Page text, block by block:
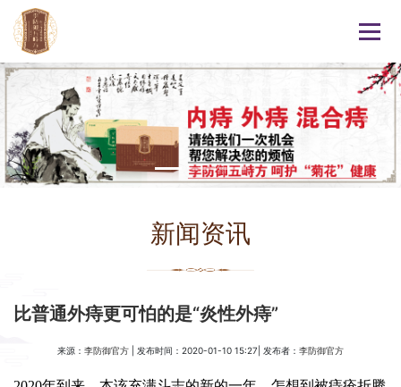
新闻资讯
比普通外痔更可怕的是“炎性外痔”
来源： 李防御官方 | 发布时间：2020-01-10 15:27| 发布者： 李防御官方